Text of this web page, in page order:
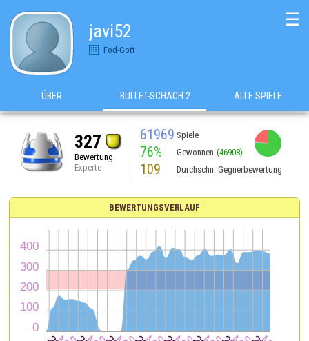
javi52
Fod-Gott
☰
ÜBER BULLET-SCHACH 2 ALLE SPIELE
327
Bewertung
Experte
61969 Spiele
76% Gewonnen (46908)
109 Durchschn. Gegnerbewertung
BEWERTUNGSVERLAUF